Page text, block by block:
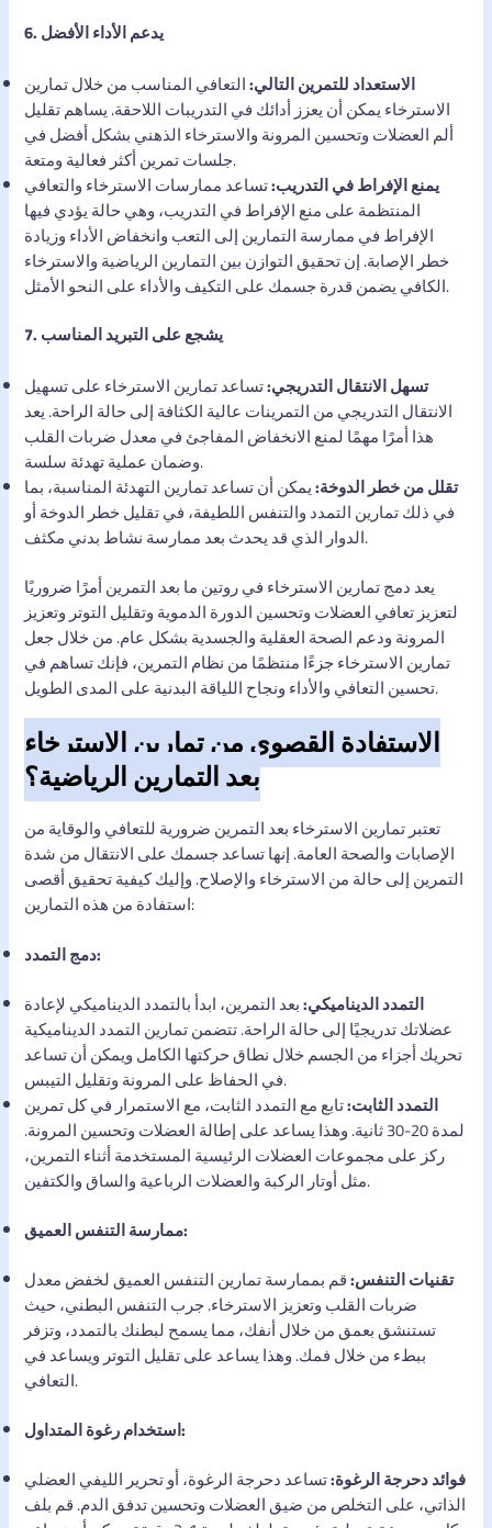
6. يدعم الأداء الأفضل
الاستعداد للتمرين التالي:التعافي المناسب من خلال تمارين
الاسترخاء يمكن أن يعزز أدائك في التدريبات اللاحقة. يساهم تقليل
ألم العضلات وتحسين المرونة والاسترخاء الذهني بشكل أفضل في
جلسات تمرين أكثر فعالية ومتعة.
يمنع الإفراط في التدريب:تساعد ممارسات الاسترخاء والتعافي
المنتظمة على منع الإفراط في التدريب، وهي حالة يؤدي فيها
الإفراط في ممارسة التمارين إلى التعب وانخفاض الأداء وزيادة
خطر الإصابة. إن تحقيق التوازن بين التمارين الرياضية والاسترخاء
الكافي يضمن قدرة جسمك على التكيف والأداء على النحو الأمثل.
7. يشجع على التبريد المناسب
تسهل الانتقال التدريجي:تساعد تمارين الاسترخاء على تسهيل
الانتقال التدريجي من التمرينات عالية الكثافة إلى حالة الراحة. يعد
هذا أمرًا مهمًا لمنع الانخفاض المفاجئ في معدل ضربات القلب
وضمان عملية تهدئة سلسة.
تقلل من خطر الدوخة:يمكن أن تساعد تمارين التهدئة المناسبة، بما
في ذلك تمارين التمدد والتنفس اللطيفة، في تقليل خطر الدوخة أو
الدوار الذي قد يحدث بعد ممارسة نشاط بدني مكثف.
يعد دمج تمارين الاسترخاء في روتين ما بعد التمرين أمرًا ضروريًا
لتعزيز تعافي العضلات وتحسين الدورة الدموية وتقليل التوتر وتعزيز
المرونة ودعم الصحة العقلية والجسدية بشكل عام. من خلال جعل
تمارين الاسترخاء جزءًا منتظمًا من نظام التمرين، فإنك تساهم في
تحسين التعافي والأداء ونجاح اللياقة البدنية على المدى الطويل.
الاستفادة القصوى من تمارين الاسترخاء
بعد التمارين الرياضية؟
تعتبر تمارين الاسترخاء بعد التمرين ضرورية للتعافي والوقاية من
الإصابات والصحة العامة. إنها تساعد جسمك على الانتقال من شدة
التمرين إلى حالة من الاسترخاء والإصلاح. وإليك كيفية تحقيق أقصى
استفادة من هذه التمارين:
دمج التمدد:
التمدد الديناميكي:بعد التمرين، ابدأ بالتمدد الديناميكي لإعادة
عضلاتك تدريجيًا إلى حالة الراحة. تتضمن تمارين التمدد الديناميكية
تحريك أجزاء من الجسم خلال نطاق حركتها الكامل ويمكن أن تساعد
في الحفاظ على المرونة وتقليل التيبس.
التمدد الثابت:تابع مع التمدد الثابت، مع الاستمرار في كل تمرين
لمدة 20-30 ثانية. وهذا يساعد على إطالة العضلات وتحسين المرونة.
ركز على مجموعات العضلات الرئيسية المستخدمة أثناء التمرين،
مثل أوتار الركبة والعضلات الرباعية والساق والكتفين.
ممارسة التنفس العميق:
تقنيات التنفس:قم بممارسة تمارين التنفس العميق لخفض معدل
ضربات القلب وتعزيز الاسترخاء. جرب التنفس البطني، حيث
تستنشق بعمق من خلال أنفك، مما يسمح لبطنك بالتمدد، وتزفر
ببطء من خلال فمك. وهذا يساعد على تقليل التوتر ويساعد في
التعافي.
استخدام رغوة المتداول:
فوائد دحرجة الرغوة:تساعد دحرجة الرغوة، أو تحرير الليفي العضلي
الذاتي، على التخلص من ضيق العضلات وتحسين تدفق الدم. قم بلف